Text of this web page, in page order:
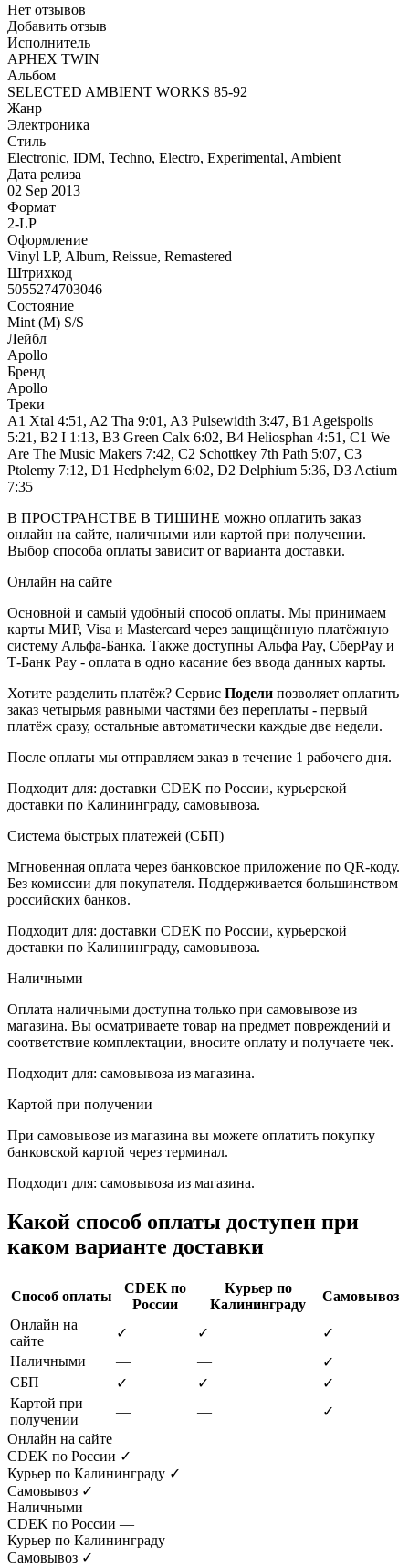
Нет отзывов
Добавить отзыв
Исполнитель
APHEX TWIN
Альбом
SELECTED AMBIENT WORKS 85-92
Жанр
Электроника
Стиль
Electronic, IDM, Techno, Electro, Experimental, Ambient
Дата релиза
02 Sep 2013
Формат
2-LP
Оформление
Vinyl LP, Album, Reissue, Remastered
Штрихкод
5055274703046
Состояние
Mint (M) S/S
Лейбл
Apollo
Бренд
Apollo
Треки
A1 Xtal 4:51, A2 Tha 9:01, A3 Pulsewidth 3:47, B1 Ageispolis
5:21, B2 I 1:13, B3 Green Calx 6:02, B4 Heliosphan 4:51, C1 We
Are The Music Makers 7:42, C2 Schottkey 7th Path 5:07, C3
Ptolemy 7:12, D1 Hedphelym 6:02, D2 Delphium 5:36, D3 Actium
7:35
В ПРОСТРАНСТВЕ В ТИШИНЕ можно оплатить заказ
онлайн на сайте, наличными или картой при получении.
Выбор способа оплаты зависит от варианта доставки.
Онлайн на сайте
Основной и самый удобный способ оплаты. Мы принимаем
карты МИР, Visa и Mastercard через защищённую платёжную
систему Альфа-Банка. Также доступны Альфа Pay, СберPay и
Т-Банк Pay - оплата в одно касание без ввода данных карты.
Хотите разделить платёж? Сервис Подели позволяет оплатить
заказ четырьмя равными частями без переплаты - первый
платёж сразу, остальные автоматически каждые две недели.
После оплаты мы отправляем заказ в течение 1 рабочего дня.
Подходит для: доставки CDEK по России, курьерской
доставки по Калининграду, самовывоза.
Система быстрых платежей (СБП)
Мгновенная оплата через банковское приложение по QR-коду.
Без комиссии для покупателя. Поддерживается большинством
российских банков.
Подходит для: доставки CDEK по России, курьерской
доставки по Калининграду, самовывоза.
Наличными
Оплата наличными доступна только при самовывозе из
магазина. Вы осматриваете товар на предмет повреждений и
соответствие комплектации, вносите оплату и получаете чек.
Подходит для: самовывоза из магазина.
Картой при получении
При самовывозе из магазина вы можете оплатить покупку
банковской картой через терминал.
Подходит для: самовывоза из магазина.
Какой способ оплаты доступен при
каком варианте доставки
Способ оплаты
CDEK по
России
Курьер по
Калининграду
Самовывоз
Онлайн на
сайте
✓ ✓
✓
Наличными
— —
✓
СБП
✓ ✓
✓
Картой при
получении
— —
✓
Онлайн на сайте
CDEK по России ✓
Курьер по Калининграду ✓
Самовывоз ✓
Наличными
CDEK по России —
Курьер по Калининграду —
Самовывоз ✓